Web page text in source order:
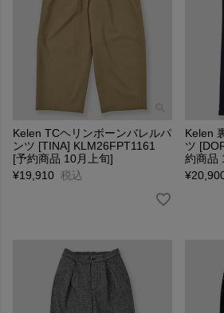
Kelen TCヘリンボーンバレルパ
ンツ [TINA] KLM26FPT1161
[予約商品 10月上旬]
¥19,910 税込
Kelen
ツ
約商品
¥